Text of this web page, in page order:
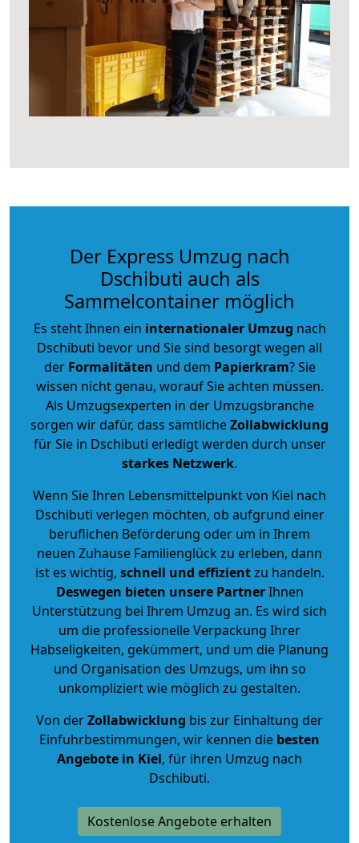
Der Express Umzug nach
Dschibuti auch als
Sammelcontainer möglich
Es steht Ihnen ein internationaler Umzug nach
Dschibuti bevor und Sie sind besorgt wegen all
der Formalitäten und dem Papierkram? Sie
wissen nicht genau, worauf Sie achten müssen.
Als Umzugsexperten in der Umzugsbranche
sorgen wir dafür, dass sämtlicheZollabwicklung
für Sie in Dschibuti erledigt werden durch unser
starkes Netzwerk.
Wenn Sie Ihren Lebensmittelpunkt von Kiel nach
Dschibuti verlegen möchten, ob aufgrund einer
beruflichen Beförderung oder um in Ihrem
neuen Zuhause Familienglück zu erleben, dann
ist es wichtig, schnell und effizientzu handeln.
Deswegen bieten unsere PartnerIhnen
Unterstützung bei Ihrem Umzug an. Es wird sich
um die professionelle Verpackung Ihrer
Habseligkeiten, gekümmert, und um die Planung
und Organisation des Umzugs, um ihn so
unkompliziert wie möglich zu gestalten.
Von derZollabwicklung bis zur Einhaltung der
Einfuhrbestimmungen, wir kennen die besten
Angebote in Kiel, für ihren Umzug nach
Dschibuti.
Kostenlose Angebote erhalten